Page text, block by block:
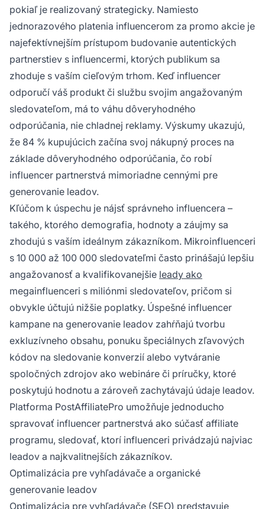
pokiaľ je realizovaný strategicky. Namiesto
jednorazového platenia influencerom za promo akcie je
najefektívnejším prístupom budovanie autentických
partnerstiev s influencermi, ktorých publikum sa
zhoduje s vaším cieľovým trhom. Keď influencer
odporučí váš produkt či službu svojim angažovaným
sledovateľom, má to váhu dôveryhodného
odporúčania, nie chladnej reklamy. Výskumy ukazujú,
že 84 % kupujúcich začína svoj nákupný proces na
základe dôveryhodného odporúčania, čo robí
influencer partnerstvá mimoriadne cennými pre
generovanie leadov.
Kľúčom k úspechu je nájsť správneho influencera –
takého, ktorého demografia, hodnoty a záujmy sa
zhodujú s vaším ideálnym zákazníkom. Mikroinfluenceri
s 10 000 až 100 000 sledovateľmi často prinášajú lepšiu
angažovanosť a kvalifikovanejšie leady ako
megainfluenceri s miliónmi sledovateľov, pričom si
obvykle účtujú nižšie poplatky. Úspešné influencer
kampane na generovanie leadov zahŕňajú tvorbu
exkluzívneho obsahu, ponuku špeciálnych zľavových
kódov na sledovanie konverzií alebo vytváranie
spoločných zdrojov ako webináre či príručky, ktoré
poskytujú hodnotu a zároveň zachytávajú údaje leadov.
Platforma PostAffiliatePro umožňuje jednoducho
spravovať influencer partnerstvá ako súčasť affiliate
programu, sledovať, ktorí influenceri privádzajú najviac
leadov a najkvalitnejších zákazníkov.
Optimalizácia pre vyhľadávače a organické
generovanie leadov
Optimalizácia pre vyhľadávače (SEO) predstavuje